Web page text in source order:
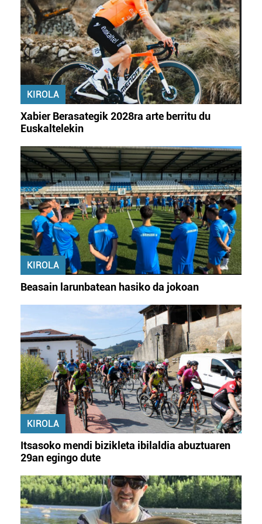
zerbitzuak hobetzeko asmoz, cookie teknologiaz
baliatzen gara. Ohar hau onartuz gero, teknologia hori
erabiltzeko baimen esplizitua ematen diguzu. Gehiago
irakurri
KIROLA
Xabier Berasategik 2028ra arte berritu du
Euskaltelekin
KIROLA
Beasain larunbatean hasiko da jokoan
KIROLA
Itsasoko mendi bizikleta ibilaldia abuztuaren
29an egingo dute